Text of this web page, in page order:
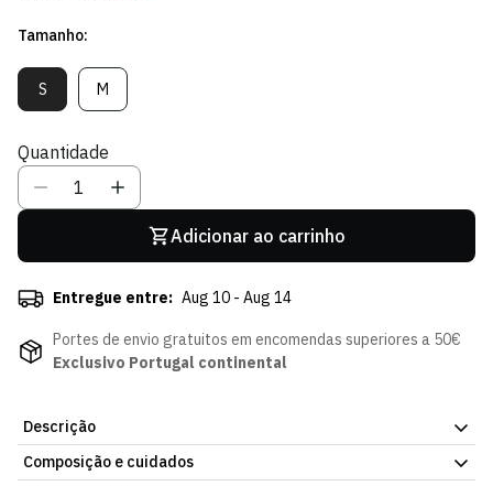
Sócio
Tamanho:
SVariante
Esgotada
Indisponível
MVariante
Esgotada
Indisponível
Quantidade
Adicionar ao carrinho
Entregue entre: Aug 10 - Aug 14
Portes de envio gratuitos em encomendas superiores a 50€
Exclusivo Portugal continental
Descrição
O clássico matraquilhos do Sporting CP nas meias do dia a dia
Composição e cuidados